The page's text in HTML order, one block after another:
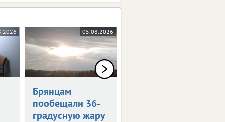
05.08.2026
Брянцам
пообещали 36-
градусную жару